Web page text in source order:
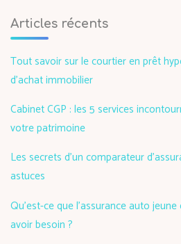
Articles récents
Tout savoir sur le courtier en prêt
d’achat immobilier
Cabinet CGP : les 5 services
votre patrimoine
Les secrets d’un comparateur
astuces
Qu’est-ce que l’assurance auto
avoir besoin ?